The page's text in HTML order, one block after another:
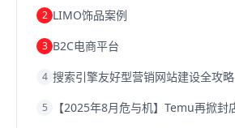
2 LIMO饰品案例
3 B2C电商平台
4 搜索引擎友好型营销网站建设全攻略
5